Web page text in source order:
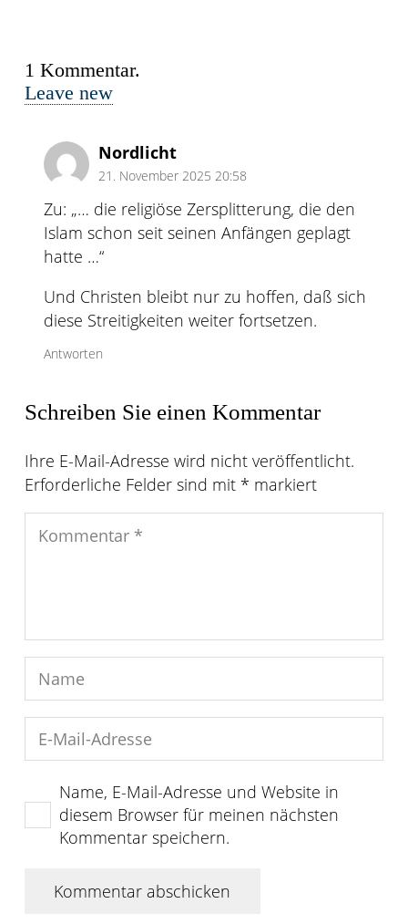
1 Kommentar.
Leave new
Nordlicht
21. November 2025 20:58
Zu: „… die religiöse Zersplitterung, die den
Islam schon seit seinen Anfängen geplagt
hatte …“
Und Christen bleibt nur zu hoffen, daß sich
diese Streitigkeiten weiter fortsetzen.
Antworten
Schreiben Sie einen Kommentar
Ihre E-Mail-Adresse wird nicht veröffentlicht.
Erforderliche Felder sind mit * markiert
Name, E-Mail-Adresse und Website in
diesem Browser für meinen nächsten
Kommentar speichern.
Kommentar abschicken